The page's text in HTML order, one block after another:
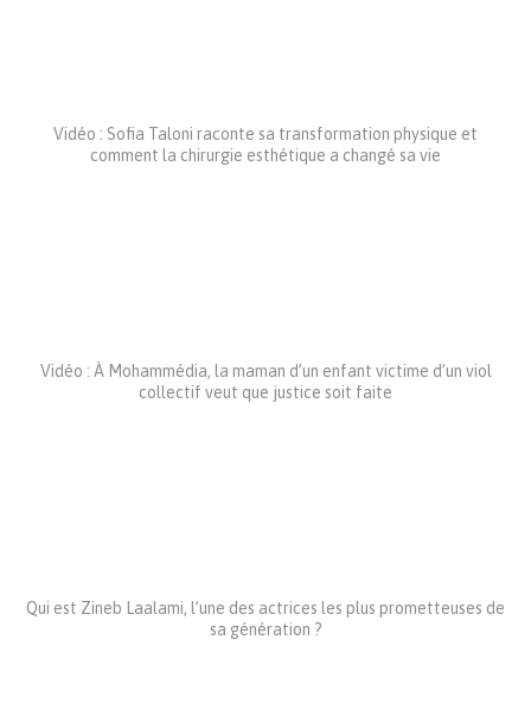
Vidéo : Sofia Taloni raconte sa transformation physique et
comment la chirurgie esthétique a changé sa vie
Vidéo : À Mohammédia, la maman d’un enfant victime d’un viol
collectif veut que justice soit faite
Qui est Zineb Laalami, l’une des actrices les plus prometteuses de
sa génération ?